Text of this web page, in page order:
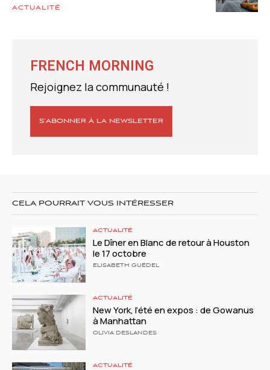
ACTUALITÉ
FRENCH MORNING
Rejoignez la communauté !
S’ABONNER À LA NEWSLETTER
CELA POURRAIT VOUS INTÉRESSER
ACTUALITÉ
Le Dîner en Blanc de retour à Houston
le 17 octobre
ELISABETH GUÉDEL
ACTUALITÉ
New York, l’été en expos : de Gowanus
à Manhattan
OLIVIA DESLANDES
ACTUALITÉ